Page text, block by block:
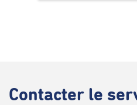
Contacter le